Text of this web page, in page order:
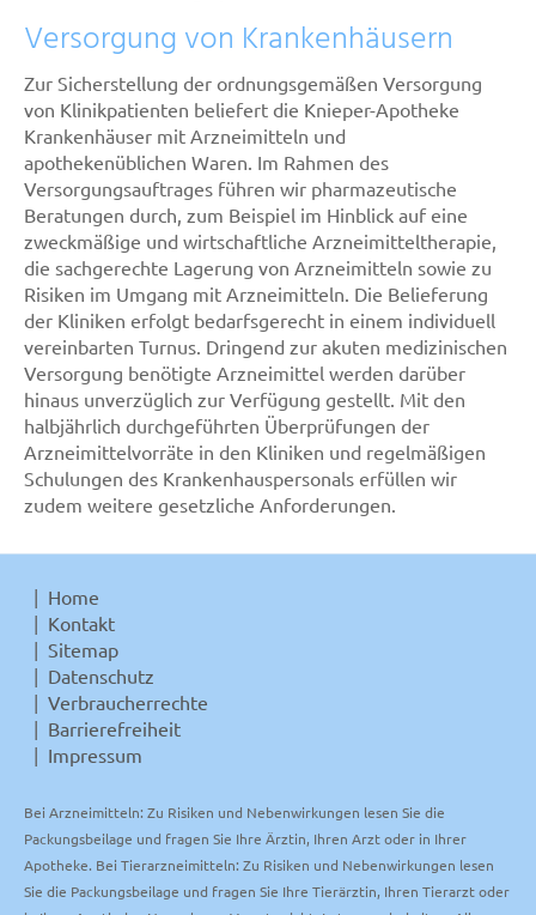
Versorgung von Krankenhäusern
Zur Sicherstellung der ordnungsgemäßen Versorgung
von Klinikpatienten beliefert die Knieper-Apotheke
Krankenhäuser mit Arzneimitteln und
apothekenüblichen Waren. Im Rahmen des
Versorgungsauftrages führen wir pharmazeutische
Beratungen durch, zum Beispiel im Hinblick auf eine
zweckmäßige und wirtschaftliche Arzneimitteltherapie,
die sachgerechte Lagerung von Arzneimitteln sowie zu
Risiken im Umgang mit Arzneimitteln. Die Belieferung
der Kliniken erfolgt bedarfsgerecht in einem individuell
vereinbarten Turnus. Dringend zur akuten medizinischen
Versorgung benötigte Arzneimittel werden darüber
hinaus unverzüglich zur Verfügung gestellt. Mit den
halbjährlich durchgeführten Überprüfungen der
Arzneimittelvorräte in den Kliniken und regelmäßigen
Schulungen des Krankenhauspersonals erfüllen wir
zudem weitere gesetzliche Anforderungen.
Home
Kontakt
Sitemap
Datenschutz
Verbraucherrechte
Barrierefreiheit
Impressum
Bei Arzneimitteln: Zu Risiken und Nebenwirkungen lesen Sie die
Packungsbeilage und fragen Sie Ihre Ärztin, Ihren Arzt oder in Ihrer
Apotheke. Bei Tierarzneimitteln: Zu Risiken und Nebenwirkungen lesen
Sie die Packungsbeilage und fragen Sie Ihre Tierärztin, Ihren Tierarzt oder